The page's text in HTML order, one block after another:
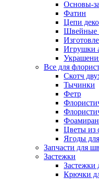
Основы-
Фатин
Цепи
Швейные
Игрушки
Все для
Скотч
Тычинки
Фетр
Фоамиран
Цветы из
Ягоды
Запчасти для
Застежки
Застежки
Крючки